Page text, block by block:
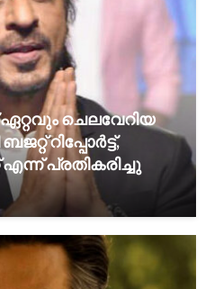
ചെലവേറിയ
റിപ്പോർട്ട്,
പ്രതികരിച്ചു